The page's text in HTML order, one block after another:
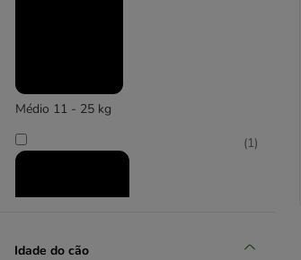
Médio 11 - 25 kg
(1)
Idade do cão